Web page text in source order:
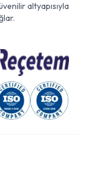
altyapısıyla